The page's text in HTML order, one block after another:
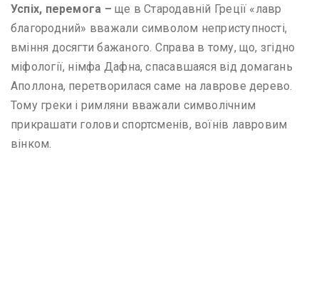
Успіх, перемога – ще в Стародавній Греції «лавр
благородний» вважали символом неприступності,
вміння досягти бажаного. Справа в тому, що, згідно
міфології, німфа Дафна, спасавшаяся від домагань
Аполлона, перетворилася саме на лаврове дерево.
Тому греки і римляни вважали символічним
прикрашати голови спортсменів, воїнів лавровим
вінком.